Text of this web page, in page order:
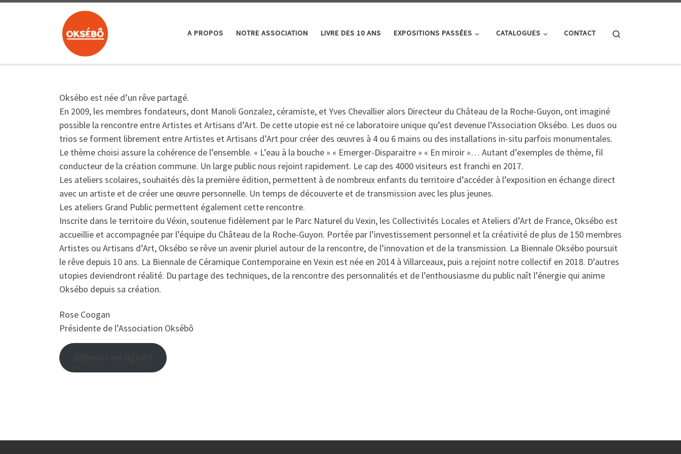
A PROPOS NOTRE ASSOCIATION LIVRE DES 10 ANS EXPOSITIONS PASSÉES CATALOGUES CONTACT
Oksébo est née d’un rêve partagé.
En 2009, les membres fondateurs, dont Manoli Gonzalez, céramiste, et Yves Chevallier alors Directeur du Château de la Roche-Guyon, ont imaginé
possible la rencontre entre Artistes et Artisans d’Art. De cette utopie est né ce laboratoire unique qu’est devenue l’Association Oksébo. Les duos ou
trios se forment librement entre Artistes et Artisans d’Art pour créer des œuvres à 4 ou 6 mains ou des installations in-situ parfois monumentales.
Le thème choisi assure la cohérence de l’ensemble. « L’eau à la bouche » « Emerger-Disparaitre » « En miroir »… Autant d’exemples de thème, fil
conducteur de la création commune. Un large public nous rejoint rapidement. Le cap des 4000 visiteurs est franchi en 2017.
Les ateliers scolaires, souhaités dès la première édition, permettent à de nombreux enfants du territoire d’accéder à l’exposition en échange direct
avec un artiste et de créer une œuvre personnelle. Un temps de découverte et de transmission avec les plus jeunes.
Les ateliers Grand Public permettent également cette rencontre.
Inscrite dans le territoire du Véxin, soutenue fidèlement par le Parc Naturel du Vexin, les Collectivités Locales et Ateliers d’Art de France, Oksébo est
accueillie et accompagnée par l’équipe du Château de la Roche-Guyon. Portée par l’investissement personnel et la créativité de plus de 150 membres
Artistes ou Artisans d’Art, Oksébo se rêve un avenir pluriel autour de la rencontre, de l’innovation et de la transmission. La Biennale Oksébo poursuit
le rêve depuis 10 ans. La Biennale de Céramique Contemporaine en Vexin est née en 2014 à Villarceaux, puis a rejoint notre collectif en 2018. D’autres
utopies deviendront réalité. Du partage des techniques, de la rencontre des personnalités et de l’enthousiasme du public naît l’énergie qui anime
Oksébo depuis sa création.
Rose Coogan
Présidente de l’Association Oksébô